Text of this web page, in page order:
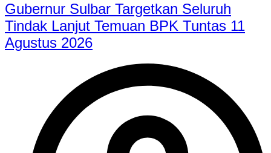
Gubernur Sulbar Targetkan Seluruh
Tindak Lanjut Temuan BPK Tuntas 11
Agustus 2026